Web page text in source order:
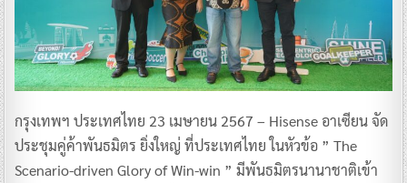
กรุงเทพฯ ประเทศไทย 23 เมษายน 2567 – Hisense อาเซียน จัด
ประชุมคู่ค้าพันธมิตร ยิ่งใหญ่ ที่ประเทศไทย ในหัวข้อ ” The
Scenario-driven Glory of Win-win ” มีพันธมิตรนานาชาติเข้า